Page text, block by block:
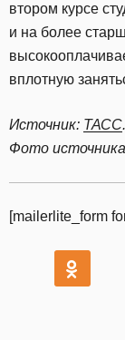
втором курсе
и на более
вплотную
Источник: ТАСС.
Фото
[mailerlite_form